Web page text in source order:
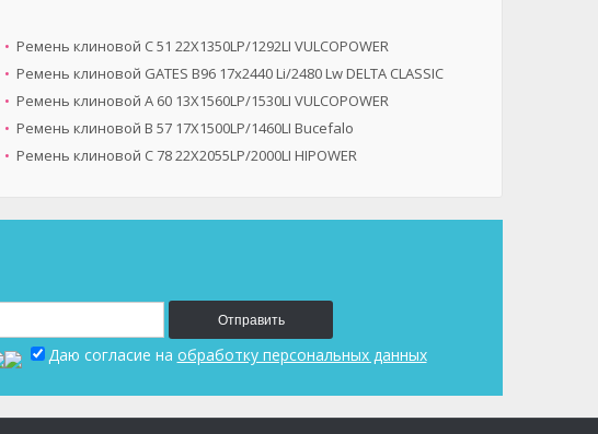
Ремень клиновой C 51 22X1350LP/1292LI VULCOPOWER
Ремень клиновой GATES B96 17x2440 Li/2480 Lw DELTA CLASSIC
Ремень клиновой A 60 13X1560LP/1530LI VULCOPOWER
Ремень клиновой B 57 17X1500LP/1460LI Bucefalo
Ремень клиновой C 78 22X2055LP/2000LI HIPOWER
Отправить
Даю согласие на обработку персональных данных